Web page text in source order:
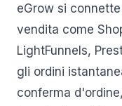
eGrow si
vendita come
LightFunnels,
gli ordini
conferma